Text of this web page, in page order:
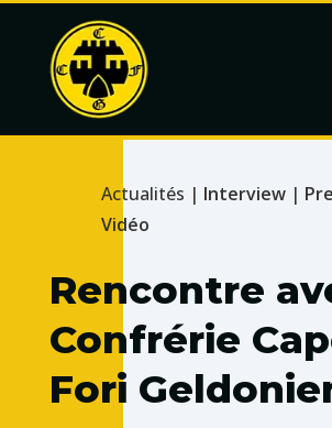
Actualités | Interview|
Vidéo
Rencontre
Confrérie
Fori